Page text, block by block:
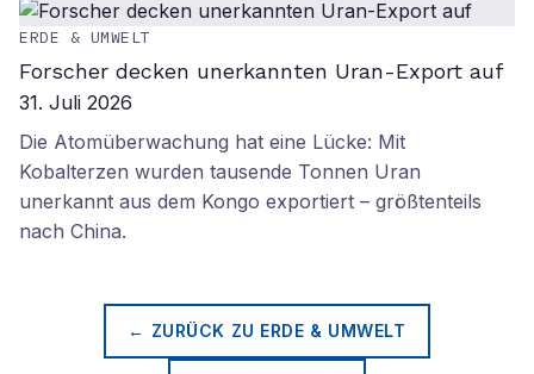
ERDE & UMWELT
Forscher decken unerkannten Uran-Export auf
31. Juli 2026
Die Atomüberwachung hat eine Lücke: Mit
Kobalterzen wurden tausende Tonnen Uran
unerkannt aus dem Kongo exportiert – größtenteils
nach China.
← ZURÜCK ZU ERDE & UMWELT